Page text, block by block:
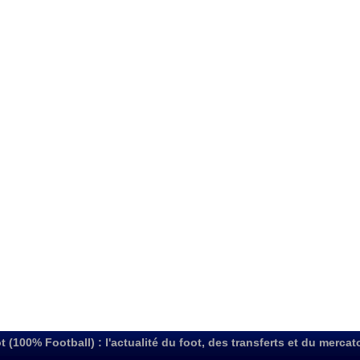
(100% Football) : l'actualité du foot, des transferts et du